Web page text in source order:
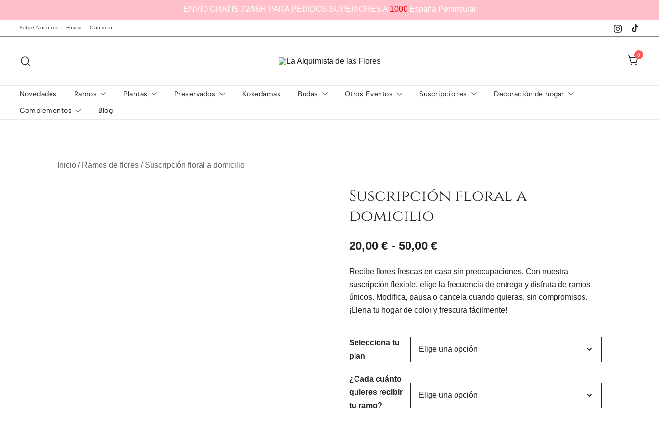
al
contenido
ENVÍO GRATIS 72/96H PARA PEDIDOS SUPERIORES A 100€España Peninsular
Sobre Nosotros Buscar Contacto
0
Novedades Ramos Plantas Preservados Kokedamas Bodas Otros Eventos Suscripciones
Decoración de hogar
Complementos
Blog
Inicio / Ramos de flores / Suscripción floral a domicilio
Suscripción floral a
domicilio
20,00 € - 50,00 €Rango
precios:
desde
50,00 €
Recibe flores frescas en casa sin preocupaciones. Con nuestra
suscripción flexible, elige la frecuencia de entrega y disfruta de ramos
únicos. Modifica, pausa o cancela cuando quieras, sin compromisos.
¡Llena tu hogar de color y frescura fácilmente!
Selecciona tu
plan
¿Cada cuánto
quieres recibir
tu ramo?